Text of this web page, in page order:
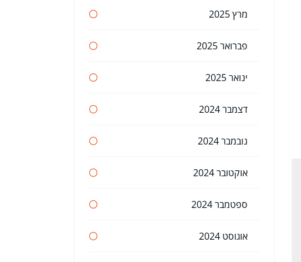
מרץ 2025
פברואר 2025
ינואר 2025
דצמבר 2024
נובמבר 2024
אוקטובר 2024
ספטמבר 2024
אוגוסט 2024